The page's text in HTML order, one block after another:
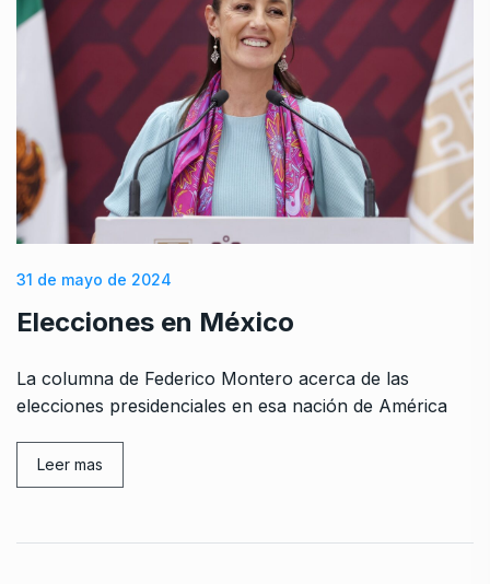
31 de mayo de 2024
Elecciones en México
La columna de Federico Montero acerca de las
elecciones presidenciales en esa nación de América
Leer mas